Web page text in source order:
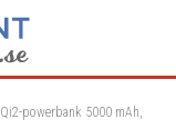
powerbank 5000 mAh,